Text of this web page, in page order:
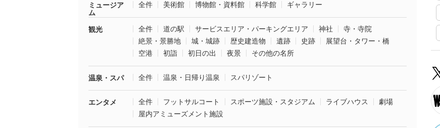
ミュージア
ム
全件 美術館 博物館・資料館 科学館 ギャラリー
観光 全件 道の駅 サービスエリア・パーキングエリア 神社
寺・寺院
絶景・景勝地
城・城跡 歴史建造物 遺跡 史跡
展望台・タワー・橋
空港
初詣 初日の出 夜景 その他の名所
温泉・スパ 全件 温泉・日帰り温泉 スパリゾート
エンタメ 全件 フットサルコート スポーツ施設・スタジアム ライブハウス
劇場
屋内アミューズメント施設